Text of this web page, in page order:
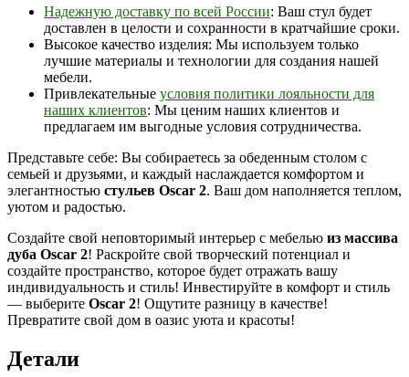
Надежную доставку по всей России: Ваш стул будет
доставлен в целости и сохранности в кратчайшие сроки.
Высокое качество изделия: Мы используем только
лучшие материалы и технологии для создания нашей
мебели.
Привлекательные условия политики лояльности для
наших клиентов: Мы ценим наших клиентов и
предлагаем им выгодные условия сотрудничества.
Представьте себе: Вы собираетесь за обеденным столом с
семьей и друзьями, и каждый наслаждается комфортом и
элегантностью стульев Oscar 2. Ваш дом наполняется теплом,
уютом и радостью.
Создайте свой неповторимый интерьер с мебелью из массива
дуба Oscar 2! Раскройте свой творческий потенциал и
создайте пространство, которое будет отражать вашу
индивидуальность и стиль! Инвестируйте в комфорт и стиль
— выберите Oscar 2! Ощутите разницу в качестве!
Превратите свой дом в оазис уюта и красоты!
Детали